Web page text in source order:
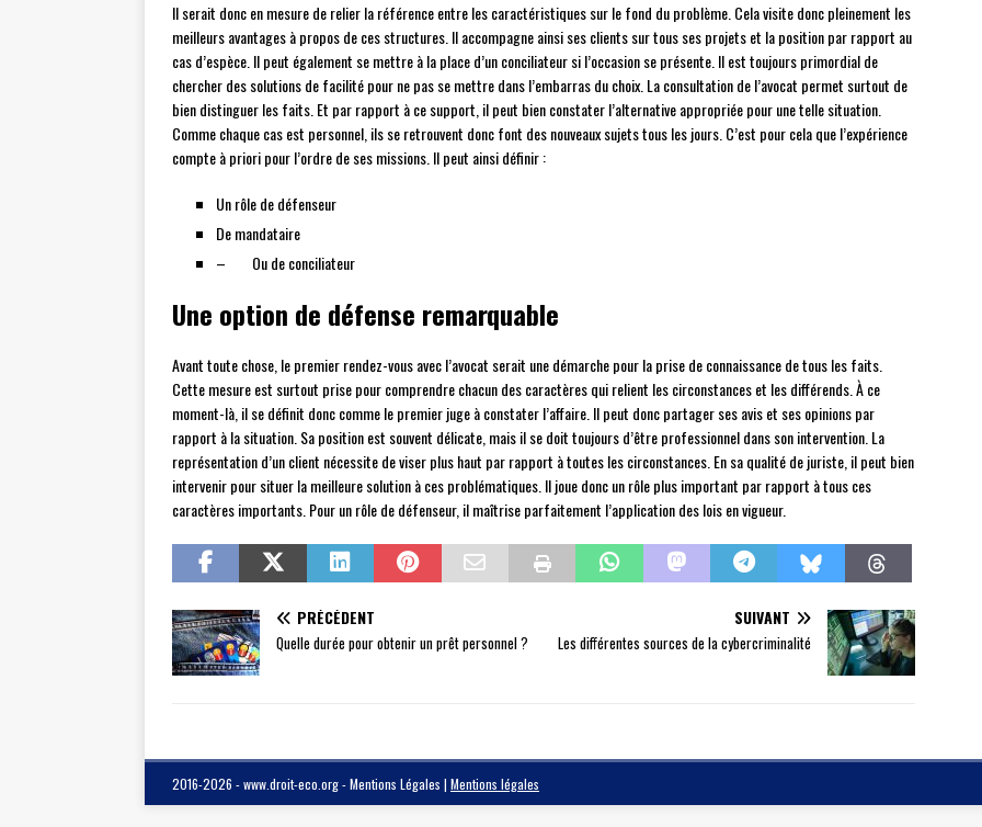
Il serait donc en mesure de relier la référence entre les caractéristiques sur le fond du problème. Cela visite donc pleinement les
meilleurs avantages à propos de ces structures. Il accompagne ainsi ses clients sur tous ses projets et la position par rapport au
cas d’espèce. Il peut également se mettre à la place d’un conciliateur si l’occasion se présente. Il est toujours primordial de
chercher des solutions de facilité pour ne pas se mettre dans l’embarras du choix. La consultation de l’avocat permet surtout de
bien distinguer les faits. Et par rapport à ce support, il peut bien constater l’alternative appropriée pour une telle situation.
Comme chaque cas est personnel, ils se retrouvent donc font des nouveaux sujets tous les jours. C’est pour cela que l’expérience
compte à priori pour l’ordre de ses missions. Il peut ainsi définir :
Un rôle de défenseur
De mandataire
– Ou de conciliateur
Une option de défense remarquable
Avant toute chose, le premier rendez-vous avec l’avocat serait une démarche pour la prise de connaissance de tous les faits.
Cette mesure est surtout prise pour comprendre chacun des caractères qui relient les circonstances et les différends. À ce
moment-là, il se définit donc comme le premier juge à constater l’affaire. Il peut donc partager ses avis et ses opinions par
rapport à la situation. Sa position est souvent délicate, mais il se doit toujours d’être professionnel dans son intervention. La
représentation d’un client nécessite de viser plus haut par rapport à toutes les circonstances. En sa qualité de juriste, il peut bien
intervenir pour situer la meilleure solution à ces problématiques. Il joue donc un rôle plus important par rapport à tous ces
caractères importants. Pour un rôle de défenseur, il maîtrise parfaitement l’application des lois en vigueur.
PRÉCÉDENT
Quelle durée pour obtenir un prêt personnel ?
SUIVANT
Les différentes sources de la cybercriminalité
2016-2026 - www.droit-eco.org - Mentions Légales | Mentions légales